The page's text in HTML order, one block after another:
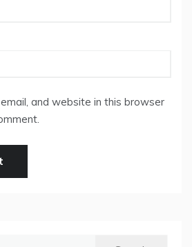
and website in this browser